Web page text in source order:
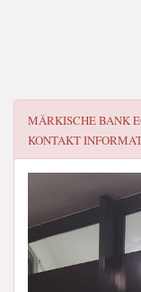
MÄRKISCHE BANK
KONTAKT